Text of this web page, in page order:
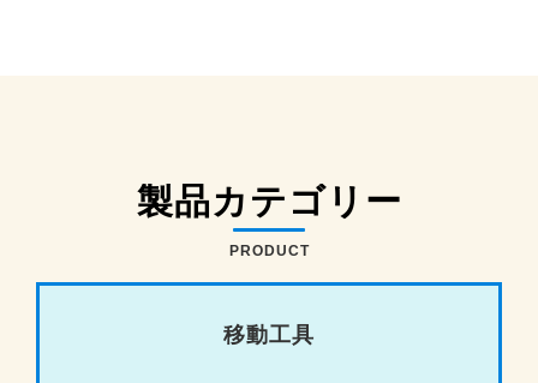
製品カテゴリー
PRODUCT
移動工具